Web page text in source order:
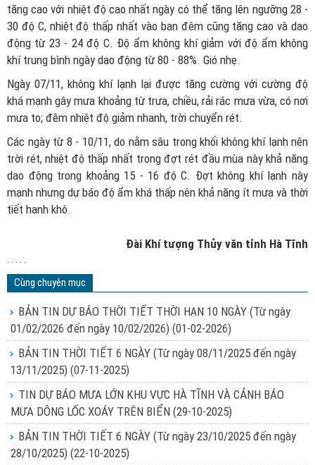
tăng cao với nhiệt độ cao nhất ngày có thể tăng lên ngưỡng 28 -
30 độ C, nhiệt độ thấp nhất vào ban đêm cũng tăng cao và dao
động từ 23 - 24 độ C. Độ ẩm không khí giảm với độ ẩm không
khí trung bình ngày dao động từ 80 - 88%. Gió nhẹ.
Ngày 07/11, không khí lạnh lại được tăng cường với cường độ
khá mạnh gây mưa khoảng từ trưa, chiều, rải rác mưa vừa, có nơi
mưa to; đêm nhiệt độ giảm nhanh, trời chuyển rét.
Các ngày từ 8 - 10/11, do nằm sâu trong khối không khí lạnh nên
trời rét, nhiệt độ thấp nhất trong đợt rét đầu mùa này khả năng
dao động trong khoảng 15 - 16 độ C. Đợt không khí lạnh này
mạnh nhưng dự báo độ ẩm khá thấp nên khả năng ít mưa và thời
tiết hanh khô.
Đài Khí tượng Thủy văn tỉnh Hà Tĩnh
. . . . .
Cùng chuyên mục
BẢN TIN DỰ BÁO THỜI TIẾT THỜI HẠN 10 NGÀY (Từ ngày
01/02/2026 đến ngày 10/02/2026) (01-02-2026)
BẢN TIN THỜI TIẾT 6 NGÀY (Từ ngày 08/11/2025 đến ngày
13/11/2025) (07-11-2025)
TIN DỰ BÁO MƯA LỚN KHU VỰC HÀ TĨNH VÀ CẢNH BÁO
MƯA DÔNG LỐC XOÁY TRÊN BIỂN (29-10-2025)
BẢN TIN THỜI TIẾT 6 NGÀY (Từ ngày 23/10/2025 đến ngày
28/10/2025) (22-10-2025)